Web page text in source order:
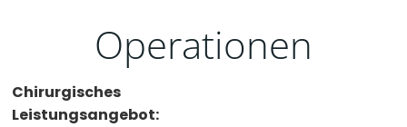
Operationen
Chirurgisches
Leistungsangebot: